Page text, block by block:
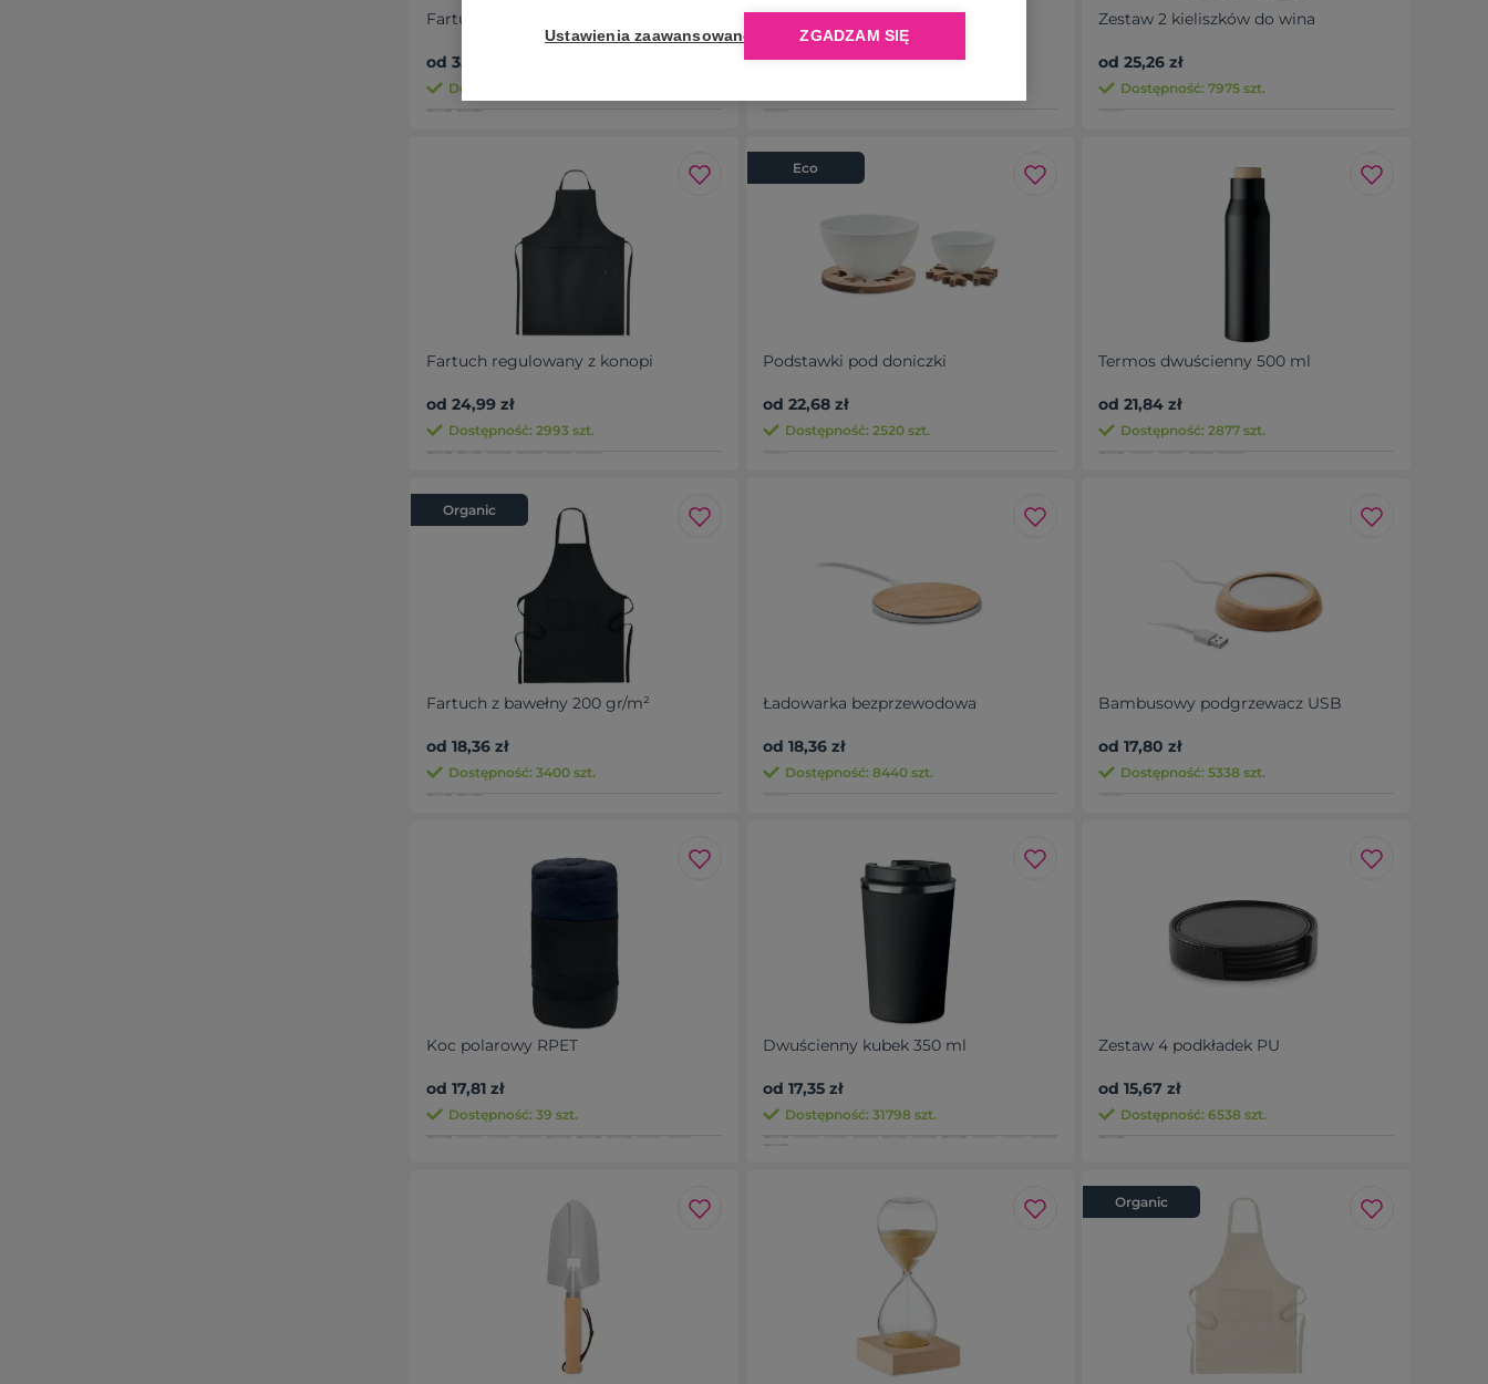
Ustawienia zaawansowane ZGADZAM SIĘ
Fartuch z bawełny 340 gr/m²
od 35,59 zł
Dostępność: 5147 szt.
Szklana patera glob
od 28,58 zł
Zestaw 2 kieliszków do wina
od 25,26 zł
Dostępność: 7975 szt.
Fartuch regulowany z konopi
od 24,99 zł
Dostępność: 2993 szt.
Eco
Podstawki pod doniczki
od 22,68 zł
Dostępność: 2520 szt.
Termos dwuścienny 500 ml
od 21,84 zł
Dostępność: 2877 szt.
Organic
Fartuch z bawełny 200 gr/m²
od 18,36 zł
Dostępność: 3400 szt.
Ładowarka bezprzewodowa
od 18,36 zł
Dostępność: 8440 szt.
Bambusowy podgrzewacz USB
od 17,80 zł
Dostępność: 5338 szt.
Koc polarowy RPET
od 17,81 zł
Dostępność: 39 szt.
Dwuścienny kubek 350 ml
od 17,35 zł
Dostępność: 31798 szt.
Zestaw 4 podkładek PU
od 15,67 zł
Dostępność: 6538 szt.
Organic